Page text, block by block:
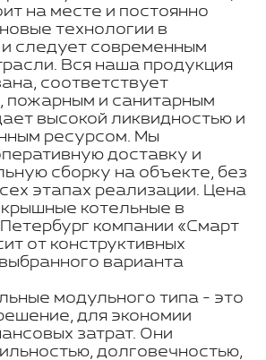
на месте и постоянно
технологии в
следует современным
Вся наша продукция
соответствует
пожарным и санитарным
высокой ликвидностью и
ресурсом. Мы
доставку и
сборку на объекте, без
этапах реализации. Цена
котельные в
компании «Смарт
от конструктивных
варианта
модульного типа - это
для экономии
затрат. Они
долговечностью,